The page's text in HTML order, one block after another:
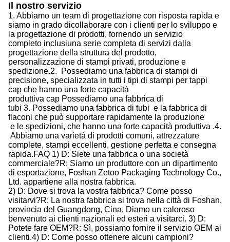
Il nostro servizio
1. Abbiamo un team di progettazione con risposta rapida e
siamo in grado dicollaborare con i clienti per lo sviluppo e
la progettazione di prodotti, fornendo un servizio
completo inclusiuna serie completa di servizi dalla
progettazione della struttura del prodotto,
personalizzazione di stampi privati, produzione e
spedizione.2.
Possediamo una fabbrica di stampi di
precisione, specializzata in tutti i tipi di stampi per tappi
cap che hanno una forte capacità
produttiva cap Possediamo una fabbrica di
tubi 3. Possediamo una fabbrica di tubi e la fabbrica di
flaconi che può supportare rapidamente la produzione
e le spedizioni, che hanno una forte capacità produttiva .4.
Abbiamo una varietà di prodotti comuni, attrezzature
complete, stampi eccellenti, gestione perfetta e consegna
rapida.FAQ 1) D: Siete una fabbrica o una società
commerciale?R: Siamo un produttore con un dipartimento
di esportazione, Foshan Zetoo Packaging Technology Co.,
Ltd. appartiene alla nostra fabbrica.
2) D: Dove si trova la vostra fabbrica? Come posso
visitarvi?R: La nostra fabbrica si trova nella città di Foshan,
provincia del Guangdong, Cina. Diamo un caloroso
benvenuto ai clienti nazionali ed esteri a visitarci. 3) D:
Potete fare OEM?R: Sì, possiamo fornire il servizio OEM ai
clienti.4) D: Come posso ottenere alcuni campioni?